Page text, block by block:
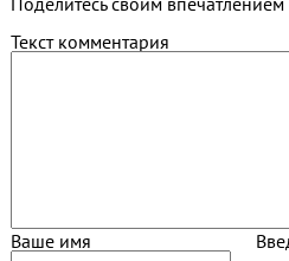
Текст комментария
Ваше имя